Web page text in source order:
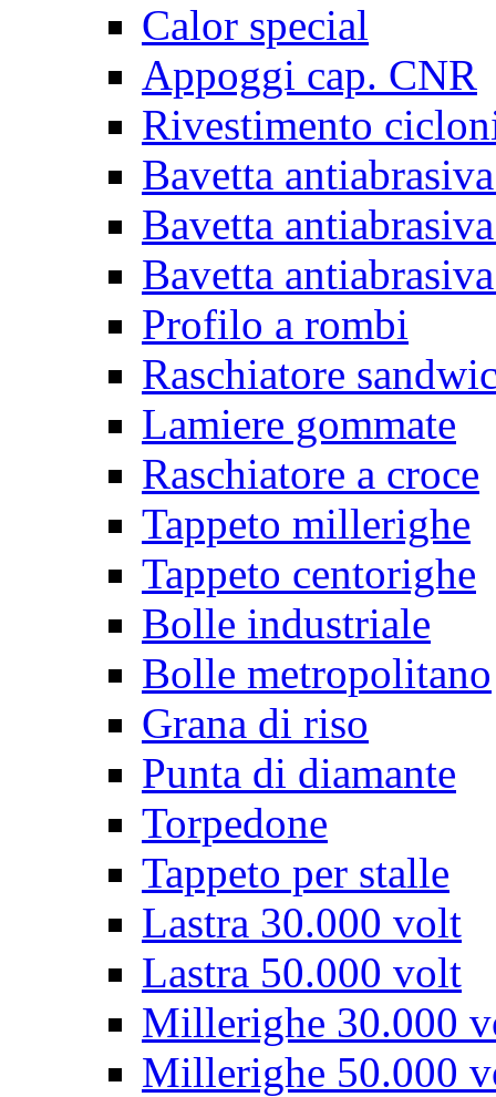
Calor special
Appoggi cap. CNR
Rivestimento
Bavetta
Bavetta
Bavetta
Profilo a rombi
Raschiatore
Lamiere gommate
Raschiatore a croce
Tappeto millerighe
Tappeto centorighe
Bolle industriale
Bolle metropolitano
Grana di riso
Punta di diamante
Torpedone
Tappeto per stalle
Lastra 30.000 volt
Lastra 50.000 volt
Millerighe 30.000
Millerighe 50.000